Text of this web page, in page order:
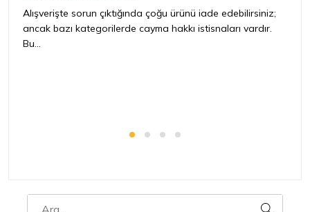
Alışverişte sorun çıktığında çoğu ürünü iade edebilirsiniz;
ancak bazı kategorilerde cayma hakkı istisnaları vardır.
Bu...